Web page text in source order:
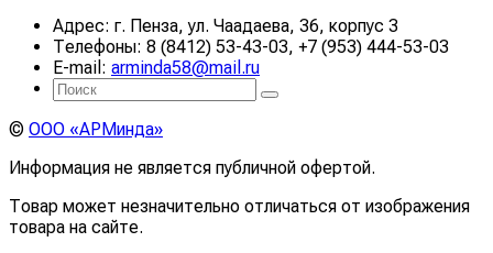
Адрес: г. Пенза, ул. Чаадаева, 36, корпус 3
Телефоны: 8 (8412) 53-43-03, +7 (953) 444-53-03
E-mail: arminda58@mail.ru
© ООО «АРМинда»
Информация не является публичной офертой.
Товар может незначительно отличаться от изображения
товара на сайте.